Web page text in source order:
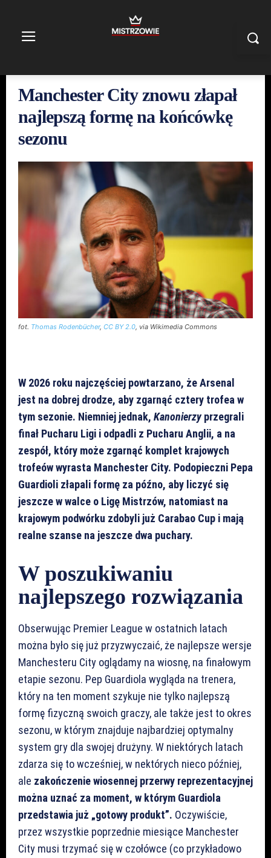
Manchester City znowu złapał
najlepszą formę na końcówkę
sezonu
fot. Thomas Rodenbücher, CC BY 2.0 , via Wikimedia Commons
W 2026 roku najczęściej powtarzano, że Arsenal
jest na dobrej drodze, aby zgarnąć cztery trofea w
tym sezonie. Niemniej jednak, Kanonierzyprzegrali
finał Pucharu Ligi i odpadli z Pucharu Anglii, a na
zespół, który może zgarnąć komplet krajowych
trofeów wyrasta Manchester City. Podopieczni Pepa
Guardioli złapali formę za późno, aby liczyć się
jeszcze w walce o Ligę Mistrzów, natomiast na
krajowym podwórku zdobyli już Carabao Cup i mają
realne szanse na jeszcze dwa puchary.
W poszukiwaniu
najlepszego rozwiązania
Obserwując Premier League w ostatnich latach
można było się już przyzwyczaić, że najlepsze wersje
Manchesteru City oglądamy na wiosnę, na finałowym
etapie sezonu. Pep Guardiola wygląda na trenera,
który na ten moment szykuje nie tylko najlepszą
formę fizyczną swoich graczy, ale także jest to okres
sezonu, w którym znajduje najbardziej optymalny
system gry dla swojej drużyny. W niektórych latach
zdarza się to wcześniej, w nektórych nieco później,
ale zakończenie wiosennej przerwy reprezentacyjnej
można uznać za moment, w którym Guardiola
przedstawia już „gotowy produkt”. Oczywiście,
przez wszystkie poprzednie miesiące Manchester
City musi trzymać się w czołówce (co przykładowo